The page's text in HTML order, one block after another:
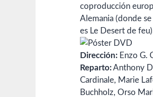
coproducción
Alemania (donde
es Le Desert de
Dirección: Enzo G.
Reparto:Anthony
Cardinale, Marie
Buchholz, Orso